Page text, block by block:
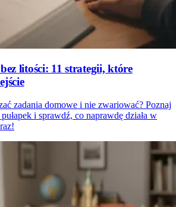
litości: 11 strategii, które
zadania domowe i nie zwariować? Poznaj
i sprawdź, co naprawdę działa w